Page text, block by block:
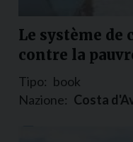
Le système de
contre la
Tipo: book
Nazione: Costa